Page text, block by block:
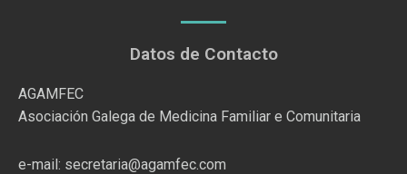
Datos de Contacto
AGAMFEC
Asociación Galega de Medicina Familiar e Comunitaria
e-mail: secretaria@agamfec.com